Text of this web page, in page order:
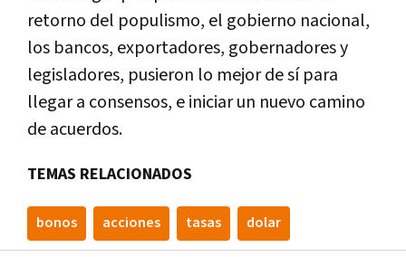
retorno del populismo, el gobierno nacional,
los bancos, exportadores, gobernadores y
legisladores, pusieron lo mejor de sí para
llegar a consensos, e iniciar un nuevo camino
de acuerdos.
TEMAS RELACIONADOS
bonos acciones tasas dolar